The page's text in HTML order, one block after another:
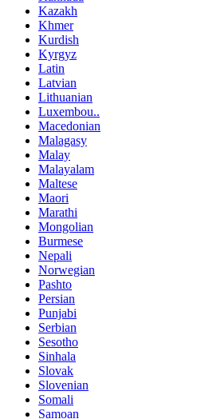
Kazakh
Khmer
Kurdish
Kyrgyz
Latin
Latvian
Lithuanian
Luxembou..
Macedonian
Malagasy
Malay
Malayalam
Maltese
Maori
Marathi
Mongolian
Burmese
Nepali
Norwegian
Pashto
Persian
Punjabi
Serbian
Sesotho
Sinhala
Slovak
Slovenian
Somali
Samoan